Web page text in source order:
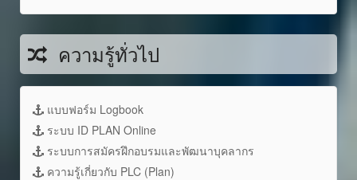
ความรู้ทั่วไป
แบบฟอร์ม Logbook
ระบบ ID PLAN Online
ระบบการสมัครฝึกอบรมและพัฒนาบุคลากร
ความรู้เกี่ยวกับ PLC (Plan)